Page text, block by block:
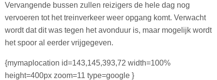
Vervangende bussen zullen reizigers de hele dag nog
vervoeren tot het treinverkeer weer opgang komt. Verwacht
wordt dat dit was tegen het avonduur is, maar mogelijk wordt
het spoor al eerder vrijgegeven.
{mymaplocation id=143,145,393,72 width=100%
height=400px zoom=11 type=google }